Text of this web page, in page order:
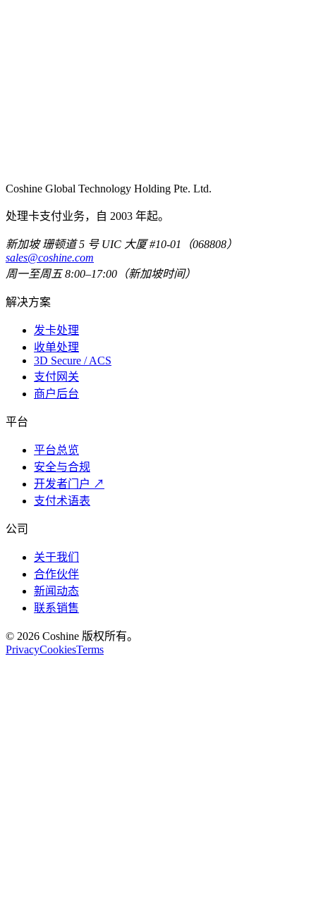
Coshine Global Technology Holding Pte. Ltd.
处理卡支付业务，自 2003 年起。
新加坡 珊顿道 5 号 UIC 大厦 #10-01（068808）
sales@coshine.com
周一至周五 8:00–17:00（新加坡时间）
解决方案
发卡处理
收单处理
3D Secure / ACS
支付网关
商户后台
平台
平台总览
安全与合规
开发者门户 ↗
支付术语表
公司
关于我们
合作伙伴
新闻动态
联系销售
© 2026 Coshine 版权所有。
PrivacyCookiesTerms